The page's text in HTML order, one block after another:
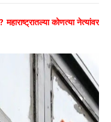
कोणत्या नेत्यांवर